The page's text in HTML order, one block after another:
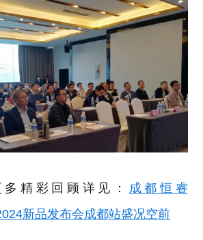
精彩回顾详见： 成都恒睿
新品发布会成都站盛况空前